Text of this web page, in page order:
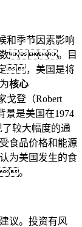
季节因素影响
指数。目
，美国是将
核心
登（Robert
是美国在1974
较大幅度的通
食品价格和能源
为美国发生的食
。
议。投资有风